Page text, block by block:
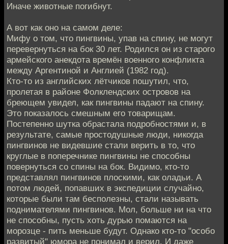
Иначе животные погибнут.
А вот как оно на самом деле:
Мифу о том, что пингвины, упав на спину, не могут
перевернуться на бок 30 лет. Родился он из старого
армейского анекдота времён военного конфликта
между Аргентиной и Англией (1982 год).
Кто-то из английских лётчиков пошутил, что,
пролетая в районе Фолклендских островов на
бреющем увидел, как пингвины падают на спину.
Это показалось смешным его товарищам.
Постепенно шутка обрастала подробностями и, в
результате, самые простодушные люди, никогда
пингвинов не видевшие стали верить в то, что
круглые в поперечнике пингвины не способны
повернуться со спины на бок. Видимо, кто-то
представлял пингвинов плоскими, как оладьи. А
потом людей, попавших в экспедиции случайно,
которые были там бесполезны, стали называть
поднимателями пингвинов. Мол, больше ни на что
не способны, пусть хоть дурью помаются на
морозце - пить меньше будут. Однако кто-то "особо
развитый" юмора не понимал и верил. И даже